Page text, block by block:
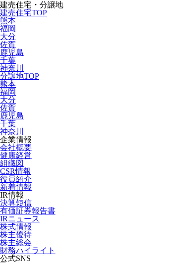
建売住宅・分譲地
建売住宅TOP
熊本
福岡
大分
佐賀
鹿児島
千葉
神奈川
分譲地TOP
熊本
福岡
大分
佐賀
鹿児島
千葉
神奈川
企業情報
会社概要
健康経営
組織図
CSR情報
役員紹介
新着情報
IR情報
決算短信
有価証券報告書
IRニュース
株式情報
株主優待
株主総会
財務ハイライト
公式SNS